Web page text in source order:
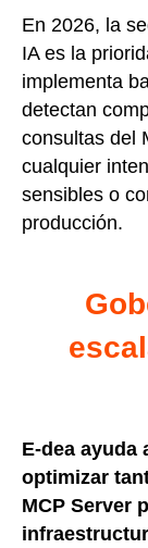
En 2026, la
IA es la
implementa
detectan
consultas del
cualquier
sensibles o
producción.
E-dea ayuda
optimizar
MCP Server